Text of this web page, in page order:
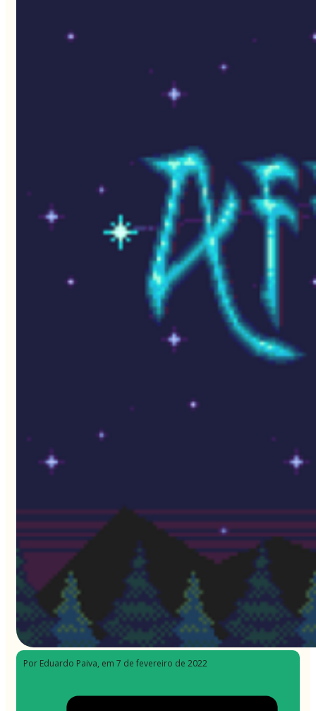
Por Eduardo Paiva, em 7 de fevereiro de 2022